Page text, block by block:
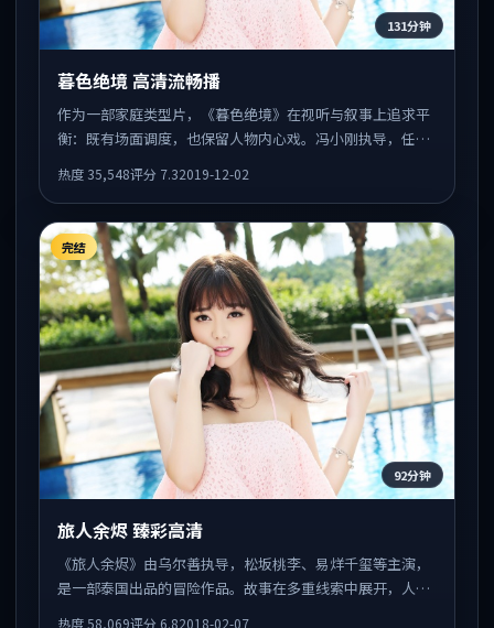
131分钟
暮色绝境 高清流畅播
作为一部家庭类型片，《暮色绝境》在视听与叙事上追求平
衡：既有场面调度，也保留人物内心戏。冯小刚执导，任素
热度 35,548评分 7.32019-12-02
完结
92分钟
旅人余烬 臻彩高清
《旅人余烬》由乌尔善执导，松坂桃李、易烊千玺等主演，
是一部泰国出品的冒险作品。故事在多重线索中展开，人物
热度58,069评分 6.82018-02-07